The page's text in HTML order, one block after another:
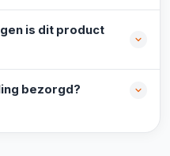
is dit product
bezorgd?